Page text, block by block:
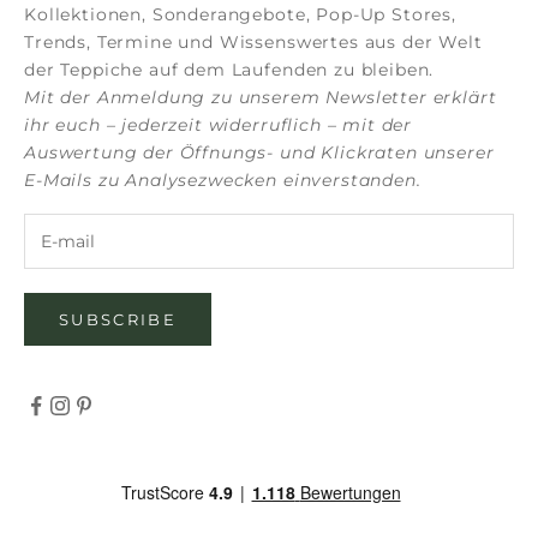
Kollektionen, Sonderangebote, Pop-Up Stores,
Trends, Termine und Wissenswertes aus der Welt
der Teppiche auf dem Laufenden zu bleiben.
Mit der Anmeldung zu unserem Newsletter erklärt
ihr euch – jederzeit widerruflich – mit der
Auswertung der Öffnungs- und Klickraten unserer
E-Mails zu Analysezwecken einverstanden.
SUBSCRIBE